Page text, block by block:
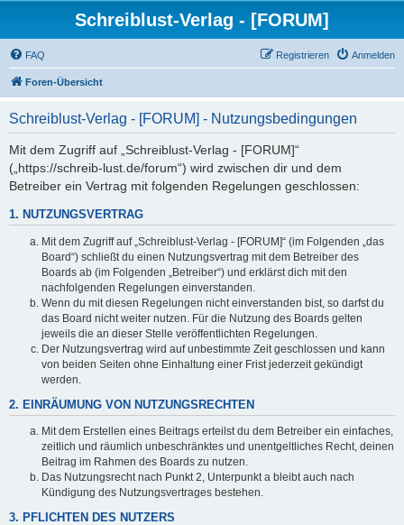
Schreiblust-Verlag - [FORUM]
FAQ Anmelden
Registrieren
Foren-Übersicht
Schreiblust-Verlag - [FORUM] - Nutzungsbedingungen
Mit dem Zugriff auf „Schreiblust-Verlag - [FORUM]“
(„https://schreib-lust.de/forum“) wird zwischen dir und dem
Betreiber ein Vertrag mit folgenden Regelungen geschlossen:
1. NUTZUNGSVERTRAG
Mit dem Zugriff auf „Schreiblust-Verlag - [FORUM]“ (im Folgenden „das
Board“) schließt du einen Nutzungsvertrag mit dem Betreiber des
Boards ab (im Folgenden „Betreiber“) und erklärst dich mit den
nachfolgenden Regelungen einverstanden.
Wenn du mit diesen Regelungen nicht einverstanden bist, so darfst du
das Board nicht weiter nutzen. Für die Nutzung des Boards gelten
jeweils die an dieser Stelle veröffentlichten Regelungen.
Der Nutzungsvertrag wird auf unbestimmte Zeit geschlossen und kann
von beiden Seiten ohne Einhaltung einer Frist jederzeit gekündigt
werden.
2. EINRÄUMUNG VON NUTZUNGSRECHTEN
Mit dem Erstellen eines Beitrags erteilst du dem Betreiber ein einfaches,
zeitlich und räumlich unbeschränktes und unentgeltliches Recht, deinen
Beitrag im Rahmen des Boards zu nutzen.
Das Nutzungsrecht nach Punkt 2, Unterpunkt a bleibt auch nach
Kündigung des Nutzungsvertrages bestehen.
3. PFLICHTEN DES NUTZERS